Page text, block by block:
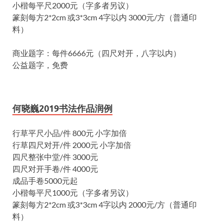
小楷每平尺2000元（字多者另议）
篆刻每方2*2cm 或3*3cm 4字以内 3000元/方（普通印
料）
商业题字：每件6666元（四尺对开，八字以内）
公益题字，免费
何晓巍2019书法作品润例
行草平尺小品/件 800元 小字加倍
行草四尺对开/件 2000元 小字加倍
四尺整张中堂/件 3000元
四尺对开手卷/件 4000元
成品手卷5000元起
小楷每平尺1000元（字多者另议）
篆刻每方2*2cm 或3*3cm 4字以内 2000元/方（普通印
料）